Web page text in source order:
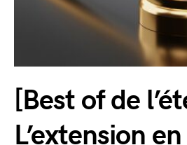
[Best of de
L’extension